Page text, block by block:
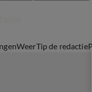
WeerTip de redactie